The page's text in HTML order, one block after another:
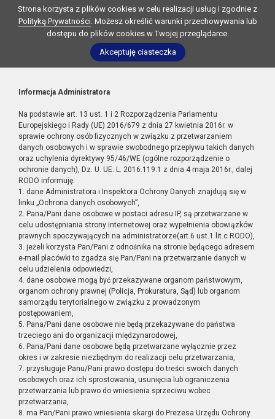
Strona korzysta z plików cookies w celu realizacji usług i zgodnie z
Polityką Prywatności. Możesz określić warunki przechowywania lub
dostępu do plików cookies w Twojej przeglądarce.
Akceptuję ciasteczka
Informacja Administratora
Na podstawie art. 13 ust. 1 i 2 Rozporządzenia Parlamentu
Europejskiego i Rady (UE) 2016/679 z dnia 27 kwietnia 2016r. w
sprawie ochrony osób fizycznych w związku z przetwarzaniem
danych osobowych i w sprawie swobodnego przepływu takich danych
oraz uchylenia dyrektywy 95/46/WE (ogólne rozporządzenie o
ochronie danych), Dz. U. UE. L. 2016.119.1 z dnia 4 maja 2016r., dalej
RODO informuję:
1. dane Administratora i Inspektora Ochrony Danych znajdują się w
linku „Ochrona danych osobowych”,
2. Pana/Pani dane osobowe w postaci adresu IP, są przetwarzane w
celu udostępniania strony internetowej oraz wypełnienia obowiązków
prawnych spoczywających na administratorze(art.6 ust.1 lit.c RODO),
3. jeżeli korzysta Pan/Pani z odnośnika na stronie będącego adresem
e-mail placówki to zgadza się Pan/Pani na przetwarzanie danych w
celu udzielenia odpowiedzi,
4. dane osobowe mogą być przekazywane organom państwowym,
organom ochrony prawnej (Policja, Prokuratura, Sąd) lub organom
samorządu terytorialnego w związku z prowadzonym
postępowaniem,
5. Pana/Pani dane osobowe nie będą przekazywane do państwa
trzeciego ani do organizacji międzynarodowej,
6. Pana/Pani dane osobowe będą przetwarzane wyłącznie przez
okres i w zakresie niezbędnym do realizacji celu przetwarzania,
7. przysługuje Panu/Pani prawo dostępu do treści swoich danych
osobowych oraz ich sprostowania, usunięcia lub ograniczenia
przetwarzania lub prawo do wniesienia sprzeciwu wobec
przetwarzania,
8. ma Pan/Pani prawo wniesienia skargi do Prezesa Urzędu Ochrony